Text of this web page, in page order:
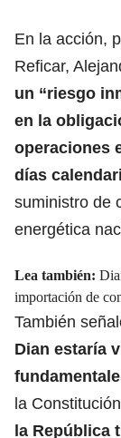
En la acción,
Reficar,
un “riesgo
en la
operaciones
días
suministro de
energética
Lea también:
importación de
También
Dian estaría
la
la República